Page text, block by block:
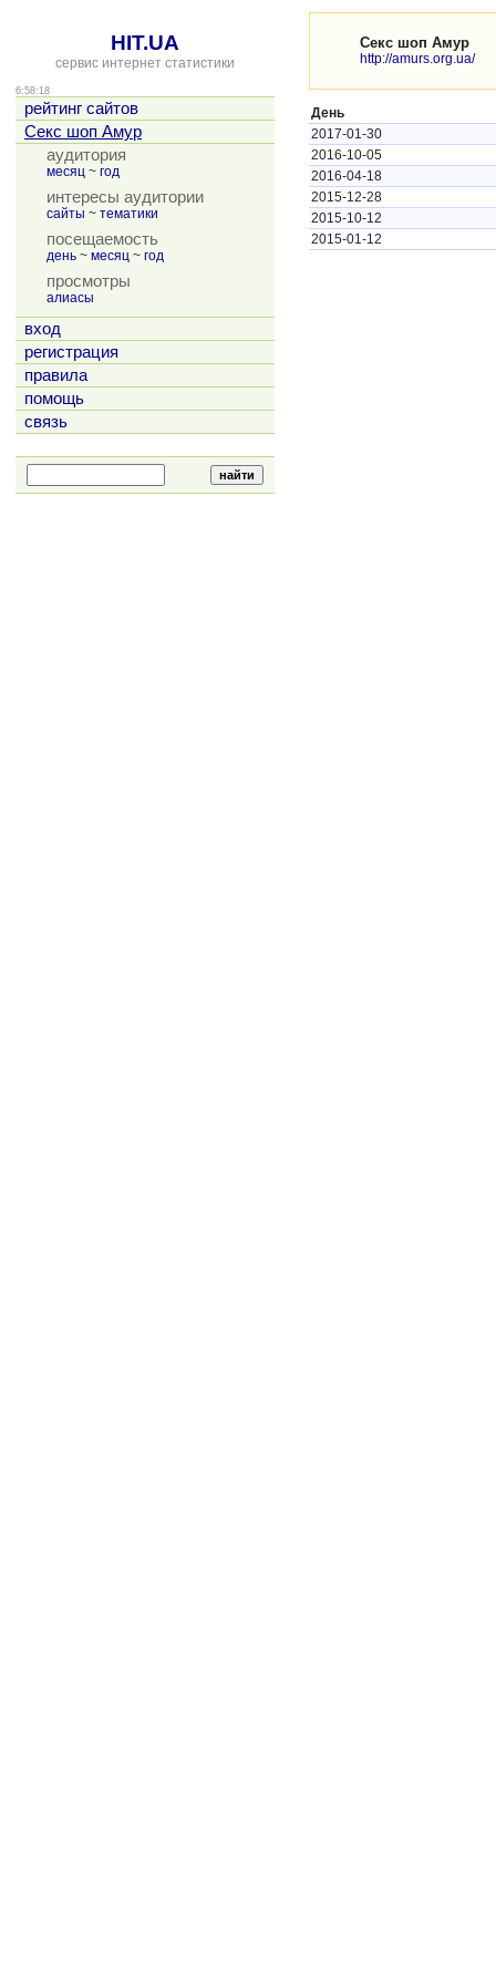
HIT.UA
сервис интернет статистики
6:58:18
рейтинг сайтов
Секс шоп Амур
аудитория
месяц ~ год
интересы аудитории
сайты ~ тематики
посещаемость
день ~ месяц ~ год
просмотры
алиасы
вход
регистрация
правила
помощь
связь
Секс шоп Амур
http://amurs.org.ua/
День
2017-01-30
2016-10-05
2016-04-18
2015-12-28
2015-10-12
2015-01-12